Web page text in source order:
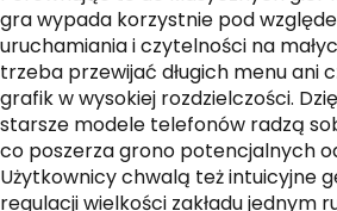
gra wypada korzystnie pod
uruchamiania i czytelności na
trzeba przewijać długich menu ani
grafik w wysokiej rozdzielczości.
starsze modele telefonów radzą
co poszerza grono potencjalnych
Użytkownicy chwalą też intuicyjne
regulacji wielkości zakładu jednym